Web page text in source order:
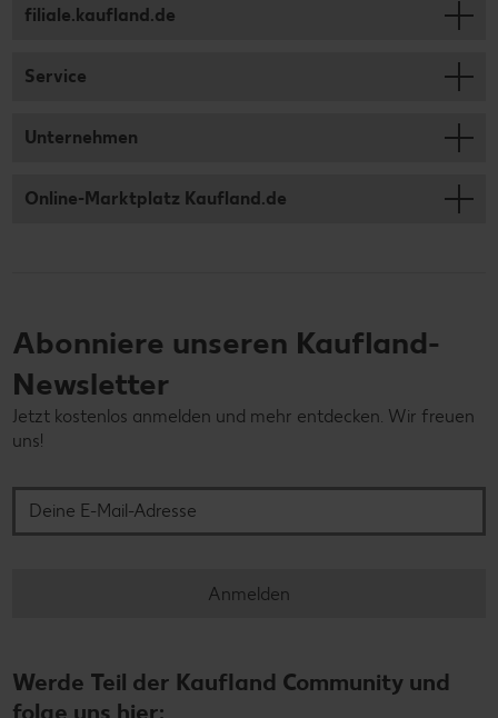
filiale.kaufland.de
Service
Unternehmen
Online-Marktplatz Kaufland.de
Abonniere unseren Kaufland-
Newsletter
Jetzt kostenlos anmelden und mehr entdecken. Wir freuen
uns!
Anmelden
Werde Teil der Kaufland Community und
folge uns hier: